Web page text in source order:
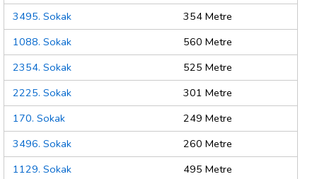
3495. Sokak
354 Metre
1088. Sokak
560 Metre
2354. Sokak
525 Metre
2225. Sokak
301 Metre
170. Sokak
249 Metre
3496. Sokak
260 Metre
1129. Sokak
495 Metre